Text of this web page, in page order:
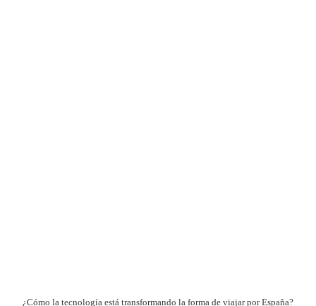
¿Cómo la tecnología está transformando la forma de viajar por España?